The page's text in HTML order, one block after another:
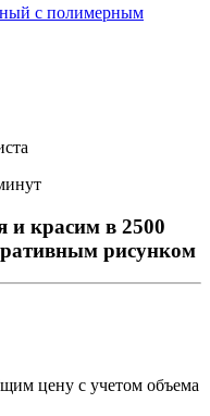
с полимерным
и красим в 2500
рисунком
цену с учетом объема